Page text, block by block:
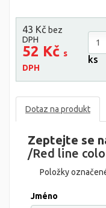
43 Kč bez
DPH
52 Kč s
DPH
ks
Dotaz na produkt
Zeptejte se
/Red line
Položky
Jméno